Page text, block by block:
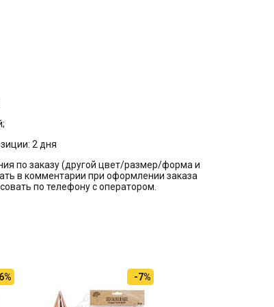
2 дня
по заказу (другой цвет/размер/форма и
в комментарии при оформлении заказа
по телефону с оператором.
-7%